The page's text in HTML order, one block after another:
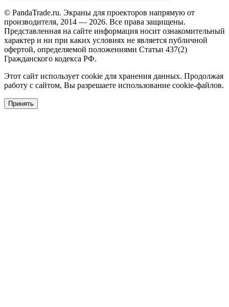
© PandaTrade.ru. Экраны для проекторов напрямую от
производителя, 2014 — 2026. Все права защищены.
Представленная на сайте информация носит ознакомительный
характер и ни при каких условиях не является публичной
офертой, определяемой положениями Статьи 437(2)
Гражданского кодекса РФ.
Этот сайт использует cookie для хранения данных. Продолжая
работу с сайтом, Вы разрешаете использование cookie-файлов.
Принять